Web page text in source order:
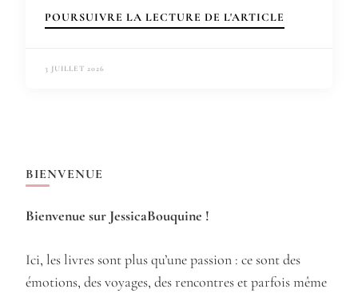
POURSUIVRE LA LECTURE DE L'ARTICLE
3 JUILLET 2026
BIENVENUE
Bienvenue sur JessicaBouquine !
Ici, les livres sont plus qu’une passion : ce sont des
émotions, des voyages, des rencontres et parfois même